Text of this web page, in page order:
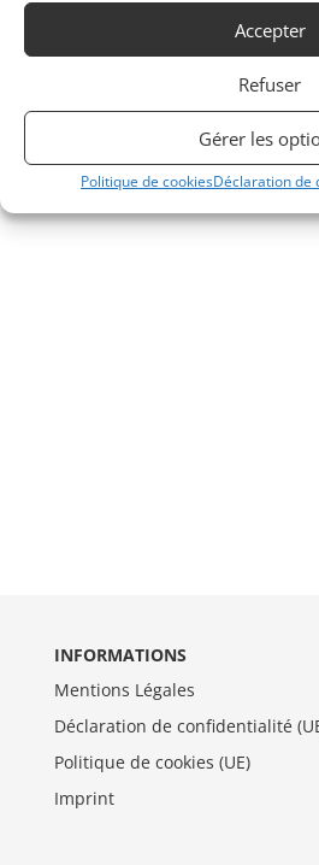
Accepter
Refuser
Gérer les
Politique de cookiesDéclaration de
INFORMATIONS
Mentions Légales
Déclaration de confidentialité
Politique de cookies (UE)
Imprint